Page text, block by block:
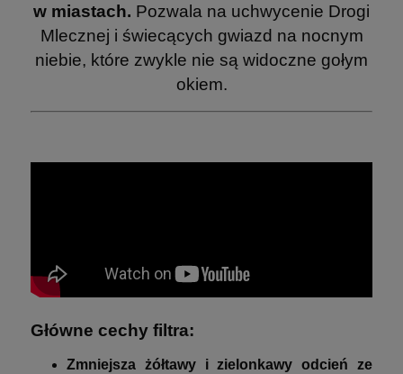
w miastach. Pozwala na uchwycenie Drogi
Mlecznej i świecących gwiazd na nocnym
niebie, które zwykle nie są widoczne gołym
okiem.
Główne cechy filtra:
Zmniejsza żółtawy i zielonkawy odcień ze